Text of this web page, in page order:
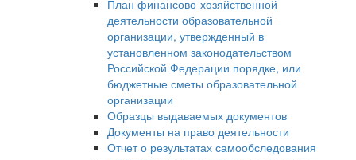
План финансово-хозяйственной
деятельности образовательной
организации, утвержденный в
установленном законодательством
Российской Федерации порядке, или
бюджетные сметы образовательной
организации
Образцы выдаваемых документов
Документы на право деятельности
Отчет о результатах самообследования